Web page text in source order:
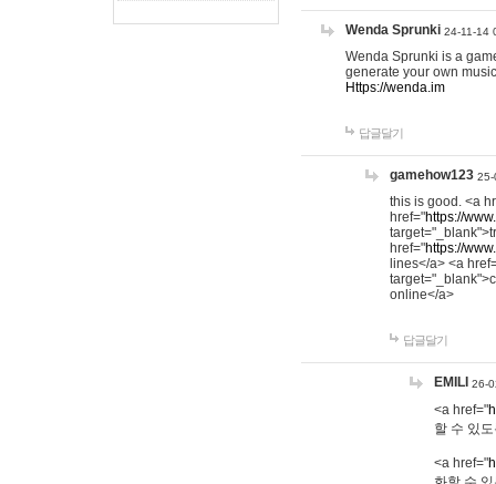
Wenda Sprunki 24-11-14
Wenda Sprunki is a
generate your own
Https://wenda.im
답글달기
gamehow123 25-
this is good. <a
href="https://
href="https://
lines</a> <a
online</a>
답글달기
EMILI 26-
<a href="
할 수 있
<a href="